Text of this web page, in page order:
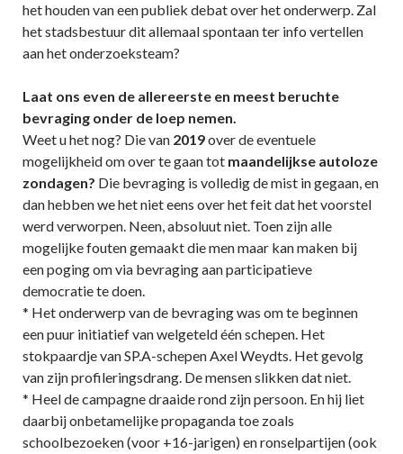
het houden van een publiek debat over het onderwerp. Zal
het stadsbestuur dit allemaal spontaan ter info vertellen
aan het onderzoeksteam?
Laat ons even de allereerste en meest beruchte
bevraging onder de loep nemen.
Weet u het nog? Die van 2019over de eventuele
mogelijkheid om over te gaan tot maandelijkse autoloze
zondagen? Die bevraging is volledig de mist in gegaan, en
dan hebben we het niet eens over het feit dat het voorstel
werd verworpen. Neen, absoluut niet. Toen zijn alle
mogelijke fouten gemaakt die men maar kan maken bij
een poging om via bevraging aan participatieve
democratie te doen.
* Het onderwerp van de bevraging was om te beginnen
een puur initiatief van welgeteld één schepen. Het
stokpaardje van SP.A-schepen Axel Weydts. Het gevolg
van zijn profileringsdrang. De mensen slikken dat niet.
* Heel de campagne draaide rond zijn persoon. En hij liet
daarbij onbetamelijke propaganda toe zoals
schoolbezoeken (voor +16-jarigen) en ronselpartijen (ook